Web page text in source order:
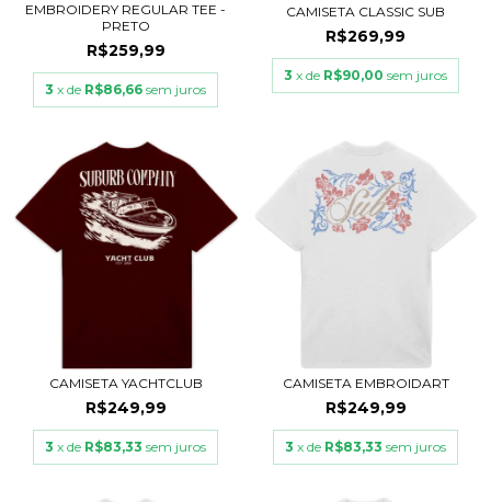
EMBROIDERY REGULAR TEE -
PRETO
R$259,99
3 x de R$86,66 sem juros
CAMISETA CLASSIC SUB
R$269,99
3 x de R$90,00 sem juros
CAMISETA YACHTCLUB
R$249,99
3 x de R$83,33 sem juros
CAMISETA EMBROIDART
R$249,99
3 x de R$83,33 sem juros